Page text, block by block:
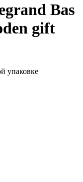
Bas
gift
упаковке